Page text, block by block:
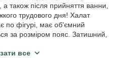
також після прийняття ванни,
трудового дня! Халат
по фігурі, має об'ємний
за розміром пояс. Затишний,
будинку займаючись
все